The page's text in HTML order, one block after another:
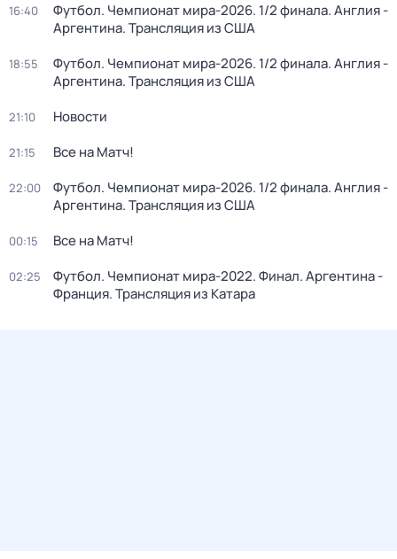
16:40
Футбол. Чемпионат мира-2026. 1/2 финала. Англия -
Аргентина. Трансляция из США
18:55
Футбол. Чемпионат мира-2026. 1/2 финала. Англия -
Аргентина. Трансляция из США
21:10 Новости
21:15 Все на Матч!
22:00
Футбол. Чемпионат мира-2026. 1/2 финала. Англия -
Аргентина. Трансляция из США
00:15 Все на Матч!
02:25
Футбол. Чемпионат мира-2022. Финал. Аргентина -
Франция. Трансляция из Катара